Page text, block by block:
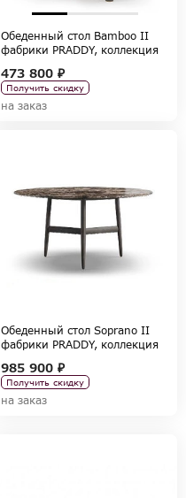
Обеденный стол Bamboo II
фабрики PRADDY, коллекция
473 800 ₽
Получить скидку
на заказ
Обеденный стол Soprano II
фабрики PRADDY, коллекция
985 900 ₽
Получить скидку
на заказ